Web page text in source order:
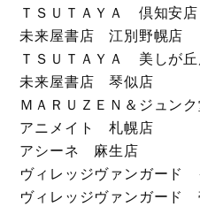
ＴＳＵＴＡＹＡ 倶知安店
未来屋書店 江別野幌店
ＴＳＵＴＡＹＡ 美しが
未来屋書店 琴似店
ＭＡＲＵＺＥＮ＆ジュン
アニメイト 札幌店
アシーネ 麻生店
ヴィレッジヴァンガード
ヴィレッジヴァンガード